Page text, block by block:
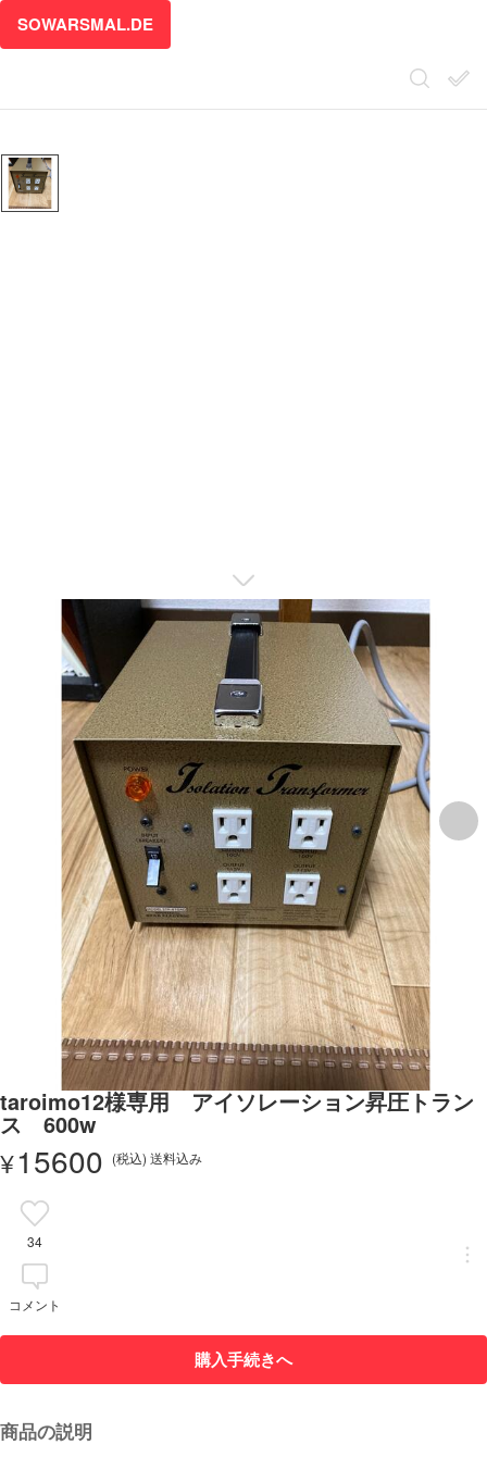
SOWARSMAL.DE
taroimo12様専用 アイソレーション昇圧トラン
ス 600w
¥15600 (税込) 送料込み
34
コメント
購入手続きへ
商品の説明